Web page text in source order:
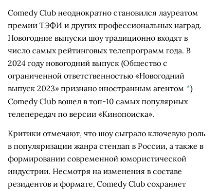
Comedy Club неоднократно становился лауреатом
премии ТЭФИ и других профессиональных наград.
Новогодние выпуски шоу традиционно входят в
число самых рейтинговых телепрограмм года. В
2024 годуновогодний выпуск (Общество с
ограниченной ответственностью «Новогодний
выпуск 2023» признано иностранным агентом *)
Comedy Club вошел в топ-10 самых популярных
телепередач по версии «Кинопоиска».
Критики отмечают, что шоу сыграло ключевую роль
в популяризации жанра стендап в России, а также в
формировании современной юмористической
индустрии. Несмотря на изменения в составе
резидентов и формате, Comedy Club сохраняет